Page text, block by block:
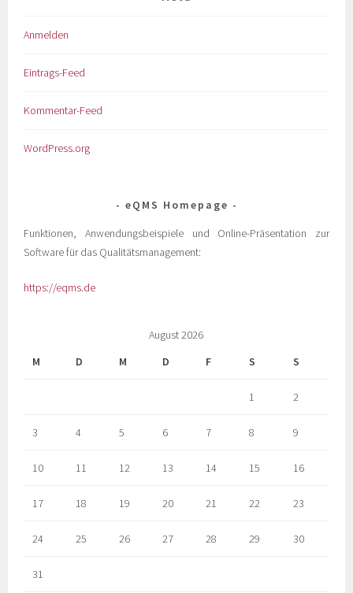
Anmelden
Eintrags-Feed
Kommentar-Feed
WordPress.org
eQMS Homepage
Funktionen, Anwendungsbeispiele und Online-Präsentation zur
Software für das Qualitätsmanagement:
https://eqms.de
August 2026
M
D M D F S S
1 2
3 4 5 6 7 8 9
10 11 12 13 14 15 16
17 18 19 20 21 22 23
24 25 26 27 28 29 30
31